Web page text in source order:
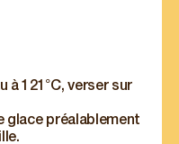
à 121°C, verser sur
glace préalablement